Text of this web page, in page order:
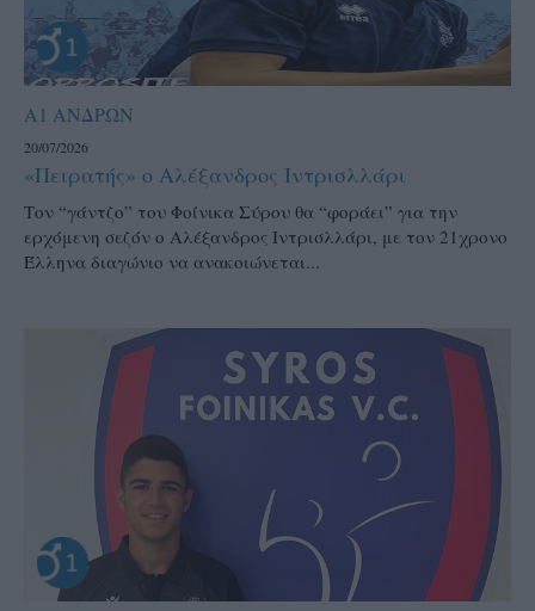
Α1 ΑΝΔΡΩΝ
20/07/2026
«Πειρατής» ο Αλέξανδρος Ιντρισλλάρι
Τον “γάντζο” του Φοίνικα Σύρου θα “φοράει” για την
ερχόμενη σεζόν ο Αλέξανδρος Ιντρισλλάρι, με τον 21χρονο
Έλληνα διαγώνιο να ανακοιώνεται...